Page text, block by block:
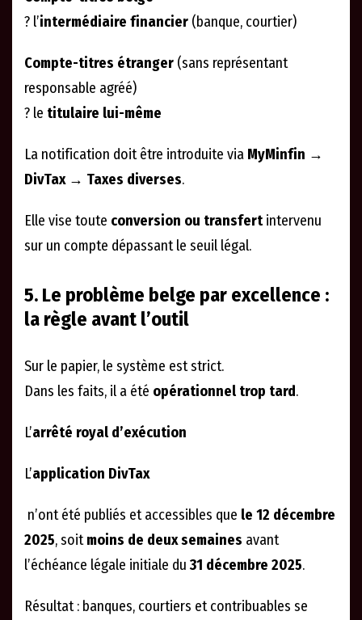
? l’intermédiaire financier (banque, courtier)
Compte-titres étranger (sans représentant
responsable agréé)
? le titulaire lui-même
La notification doit être introduite via MyMinfin →
DivTax → Taxes diverses.
Elle vise toute conversion ou transfertintervenu
sur un compte dépassant le seuil légal.
5. Le problème belge par excellence :
la règle avant l’outil
Sur le papier, le système est strict.
Dans les faits, il a été opérationnel trop tard.
L’arrêté royal d’exécution
L’application DivTax
n’ont été publiés et accessibles que le 12 décembre
2025, soitmoins de deux semaines avant
l’échéance légale initiale du 31 décembre 2025.
Résultat : banques, courtiers et contribuables se